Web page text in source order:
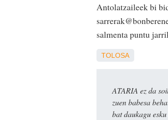
Antolatzaileek bi
salmenta puntu
TOLOSA
ATARIA ez da
zuen babesa
bat daukagu